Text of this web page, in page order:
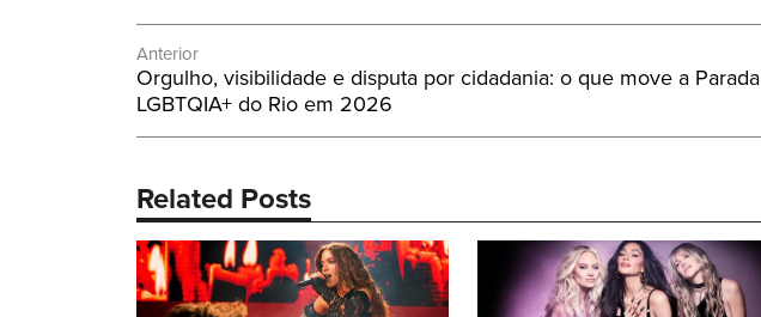
Navegação
de
Post
Anterior
Post
Anterior:
Orgulho, visibilidade e disputa por cidadania: o que move a Parada
LGBTQIA+ do Rio em 2026
Related Posts